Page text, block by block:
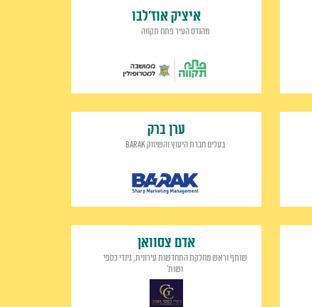
איציק אוז'לבו
מהנדס העיר פתח תקווה
ערן ברק
בעלים חברת היעוץ והשיווק BARAK
אדם צסוואן
שותף וראש מחלקת התחדשות עירונית, גינדי כספי
ושות'